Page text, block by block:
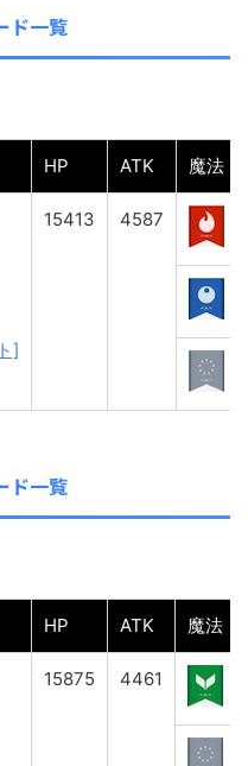
ド一覧
HP ATK 魔法
]
15413 4587
ド一覧
HP ATK 魔法
15875 4461